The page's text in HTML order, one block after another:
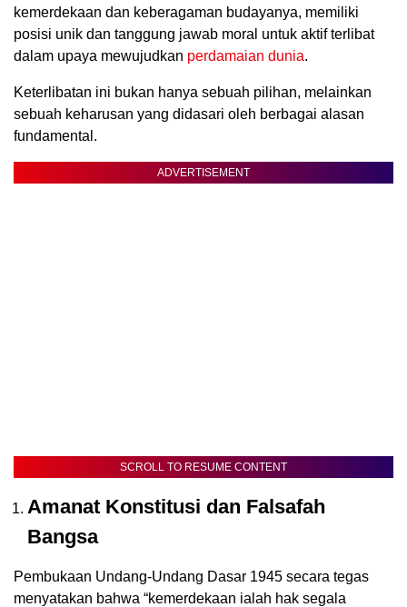
kemerdekaan dan keberagaman budayanya, memiliki
posisi unik dan tanggung jawab moral untuk aktif terlibat
dalam upaya mewujudkan perdamaian dunia.
Keterlibatan ini bukan hanya sebuah pilihan, melainkan
sebuah keharusan yang didasari oleh berbagai alasan
fundamental.
ADVERTISEMENT
SCROLL TO RESUME CONTENT
Amanat Konstitusi dan Falsafah
Bangsa
Pembukaan Undang-Undang Dasar 1945 secara tegas
menyatakan bahwa “kemerdekaan ialah hak segala